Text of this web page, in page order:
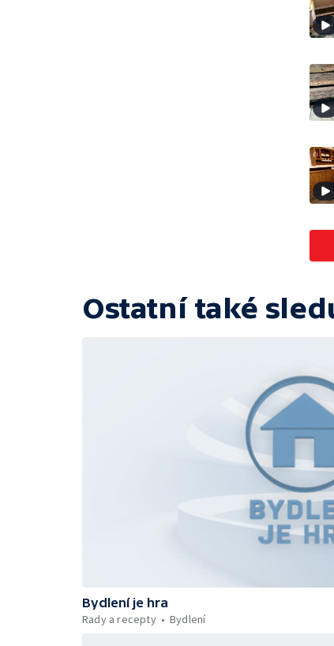
Ostatní také
Bydlení je hra
Rady a recepty
Bydlení